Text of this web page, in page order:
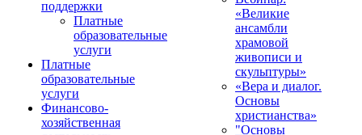
поддержки
Платные
образовательные
услуги
Платные
образовательные
услуги
Финансово-
хозяйственная
«Великие
ансамбли
храмовой
живописи и
скульптуры»
«Вера и диалог.
Основы
христианства»
"Основы